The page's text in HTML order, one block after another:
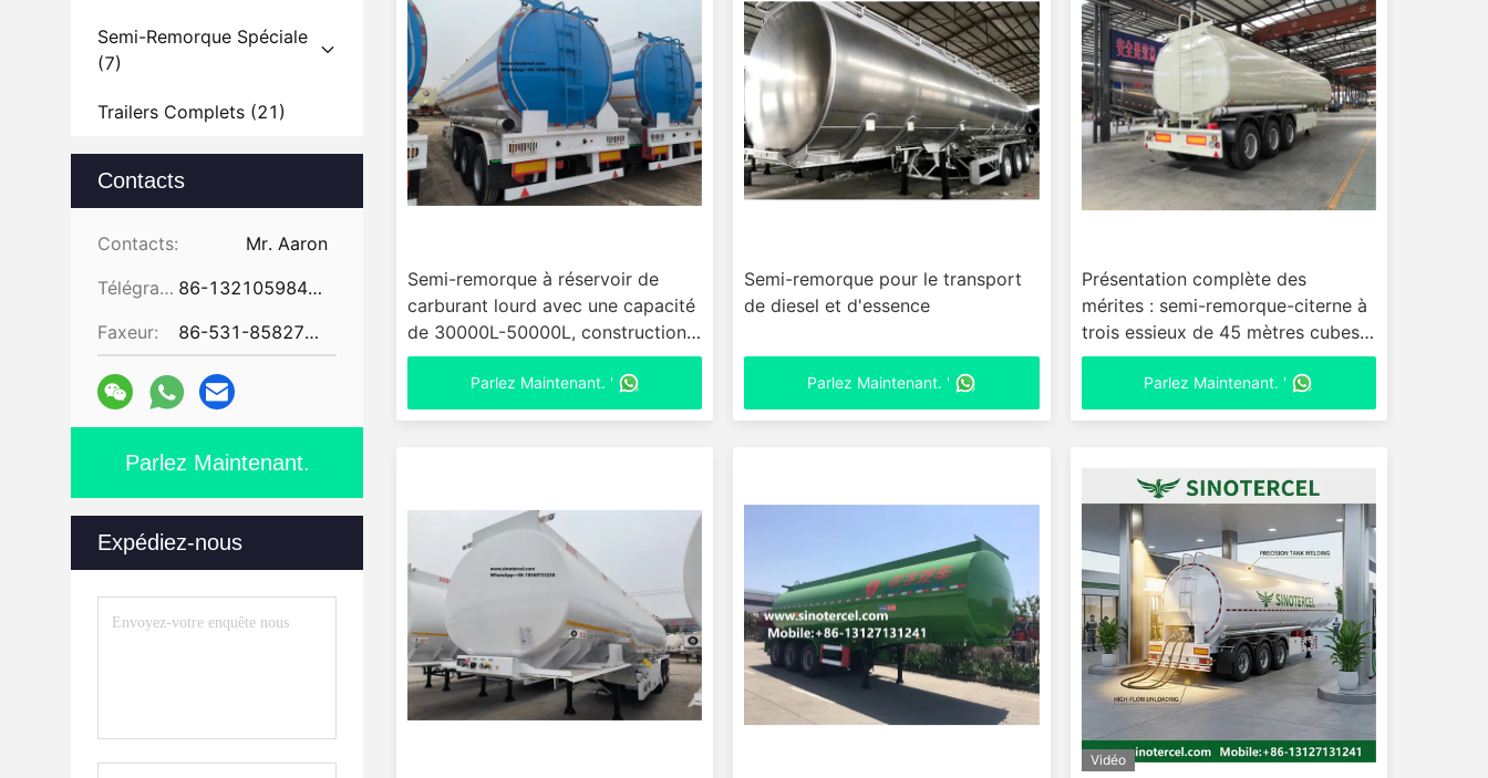
Semi-Remorque Spéciale
(7)
Trailers Complets (21)
Pièces Détachées De
Remorques
Contacts
Contacts:
Mr. Aaron
Télégramme:
86-13210598479
Faxeur:
86-531-85827672
Parlez Maintenant.
Expédiez-nous
Semi-remorque à réservoir de
carburant lourd avec une capacité
de 30000L-50000L, construction
en acier 6 mm Q235 et réduction
circulaire à 3 axes
Parlez Maintenant. '
Semi-remorque pour le transport
de diesel et d'essence
Parlez Maintenant. '
Présentation complète des
mérites : semi-remorque-citerne à
trois essieux de 45 mètres cubes
équipée d'essieux FUWA et de
pneus 12R22.5
Parlez Maintenant. '
Vidéo